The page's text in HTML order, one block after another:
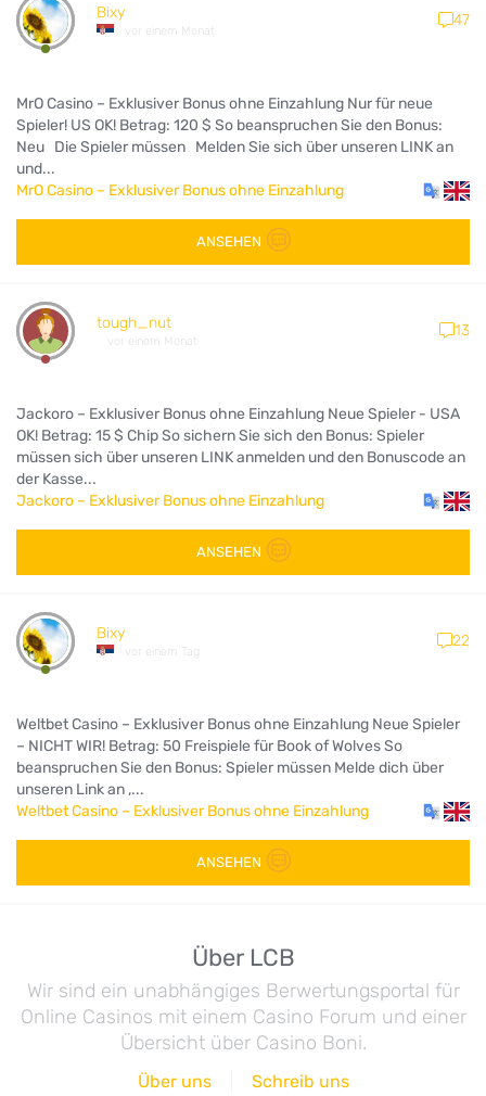
Bixy
vor einem Monat
47
MrO Casino – Exklusiver Bonus ohne Einzahlung Nur für neue
Spieler! US OK! Betrag: 120 $ So beanspruchen Sie den Bonus:
Neu Die Spieler müssen Melden Sie sich über unseren LINK an
und...
MrO Casino – Exklusiver Bonus ohne Einzahlung
ANSEHEN
tough_nut
vor einem Monat
13
Jackoro – Exklusiver Bonus ohne Einzahlung Neue Spieler - USA
OK! Betrag: 15 $ Chip So sichern Sie sich den Bonus: Spieler
müssen sich über unseren LINK anmelden und den Bonuscode an
der Kasse...
Jackoro – Exklusiver Bonus ohne Einzahlung
ANSEHEN
Bixy
vor einem Tag
22
Weltbet Casino – Exklusiver Bonus ohne Einzahlung Neue Spieler
– NICHT WIR! Betrag: 50 Freispiele für Book of Wolves So
beanspruchen Sie den Bonus: Spieler müssen Melde dich über
unseren Link an ,...
Weltbet Casino – Exklusiver Bonus ohne Einzahlung
ANSEHEN
Über LCB
Wir sind ein unabhängiges Berwertungsportal für
Online Casinos mit einem Casino Forum und einer
Übersicht über Casino Boni.
Über uns Schreib uns